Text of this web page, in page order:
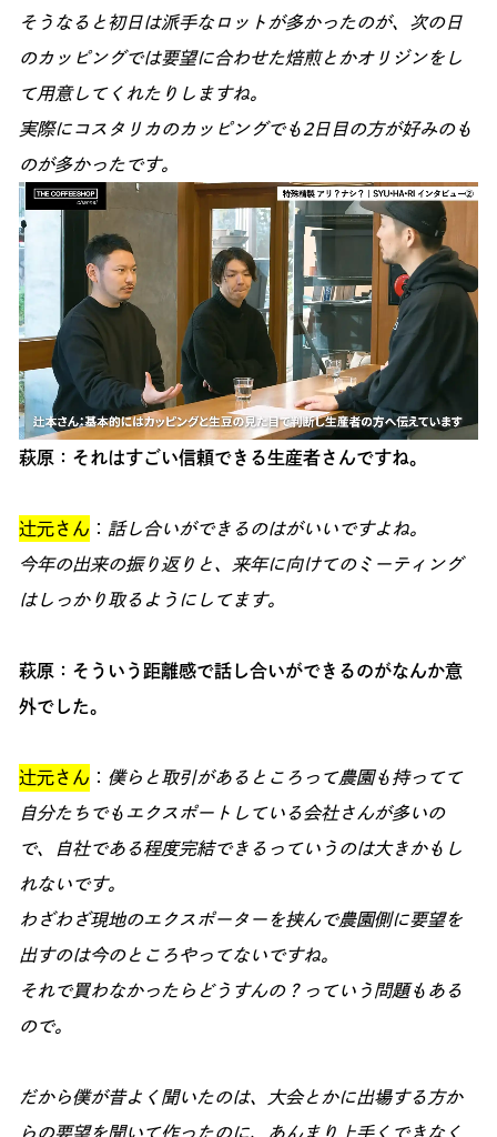
そうなると初日は派手なロットが多かったのが、次の日
のカッピングでは要望に合わせた焙煎とかオリジンをし
て用意してくれたりしますね。
実際にコスタリカのカッピングでも2日目の方が好みのも
のが多かったです。
萩原：それはすごい信頼できる生産者さんですね。
辻元さん ： 話し合いができるのはがいいですよね。
今年の出来の振り返りと、来年に向けてのミーティング
はしっかり取るようにしてます。
萩原：そういう距離感で話し合いができるのがなんか意
外でした。
辻元さん ： 僕らと取引があるところって農園も持ってて
自分たちでもエクスポートしている会社さんが多いの
で、自社である程度完結できるっていうのは大きかもし
れないです。
わざわざ現地のエクスポーターを挟んで農園側に要望を
出すのは今のところやってないですね。
それで買わなかったらどうすんの？っていう問題もある
ので。
だから僕が昔よく聞いたのは、大会とかに出場する方か